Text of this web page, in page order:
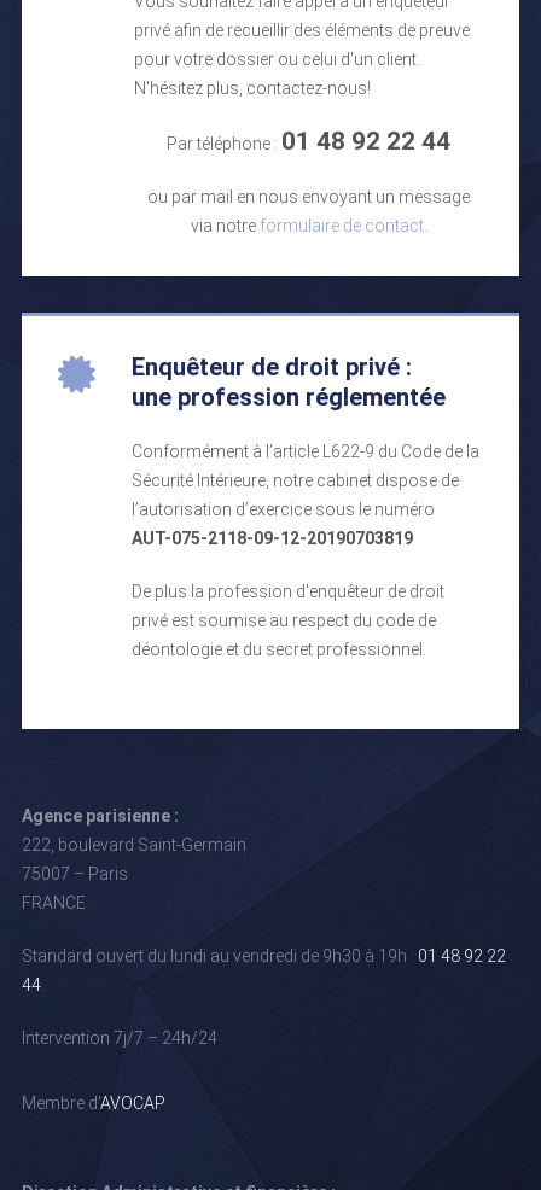
privé afin de recueillir des éléments de preuve
pour votre dossier ou celui d'un client.
N'hésitez plus, contactez-nous!
Par téléphone : 01 48 92 22 44
ou par mail en nous envoyant un message
via notre formulaire de contact.
Enquêteur de droit privé :
une profession réglementée
Conformément à l’article L622-9 du Code de la
Sécurité Intérieure, notre cabinet dispose de
l’autorisation d’exercice sous le numéro
AUT-075-2118-09-12-20190703819
De plus la profession d'enquêteur de droit
privé est soumise au respect du code de
déontologie et du secret professionnel.
Agence parisienne :
222, boulevard Saint-Germain
75007 – Paris
FRANCE
Standard ouvert du lundi au vendredi de 9h30 à 19h : 01 48 92 22
44.
Intervention 7j/7 – 24h/24
Membre d'AVOCAP